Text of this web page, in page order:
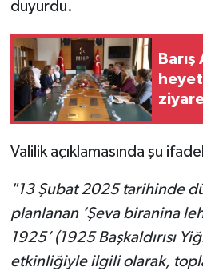
duyurdu.
Valilik açıklamasında şu
"13 Şubat 2025 tarihinde
planlanan ‘Şeva biranina
1925’ (1925 Başkaldırısı
etkinliğiyle ilgili olarak,